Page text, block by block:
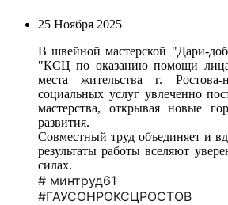
25 Ноября 2025
В швейной мастерской "Дари-
"КСЦ по оказанию помощи
места жительства г. Ростова-
социальных услуг увлеченно
мастерства, открывая новые
развития.
Совместный труд объединяет и
результаты работы вселяют
силах.
# минтруд61
#ГАУСОНРОКСЦРОСТОВ